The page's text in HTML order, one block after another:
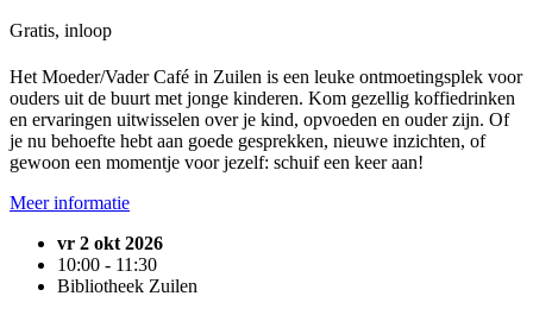
Gratis, inloop
Het Moeder/Vader Café in Zuilen is een leuke ontmoetingsplek voor
ouders uit de buurt met jonge kinderen. Kom gezellig koffiedrinken
en ervaringen uitwisselen over je kind, opvoeden en ouder zijn. Of
je nu behoefte hebt aan goede gesprekken, nieuwe inzichten, of
gewoon een momentje voor jezelf: schuif een keer aan!
Meer informatie
vr 2 okt 2026
10:00 - 11:30
Bibliotheek Zuilen